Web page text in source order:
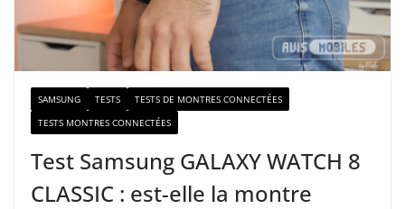
i
SAMSUNG TESTS
TESTS DE MONTRES CONNECTÉES
TESTS MONTRES CONNECTÉES
Test Samsung GALAXY WATCH 8
CLASSIC : est-elle la montre